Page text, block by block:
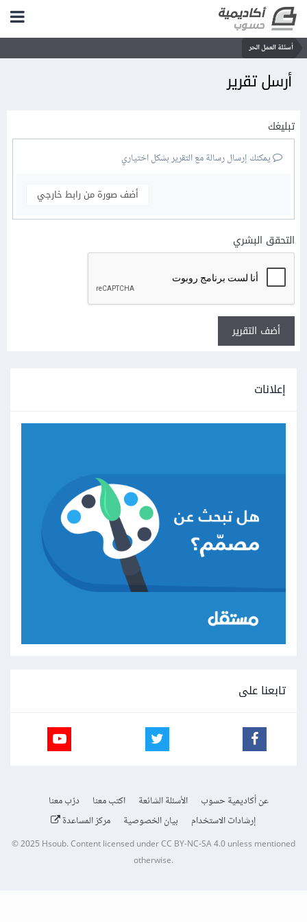
أسئلة العمل الحر
أرسل تقرير
تبليغك
يمكنك إرسال رسالة مع التقرير بشكل اختياري
أضف صورة من رابط خارجي
التحقق البشري
أضف التقرير
إعلانات
تابعنا على
عن أكاديمية حسوب الأسئلة الشائعة اكتب معنا
درّب معنا
إرشادات الاستخدام
بيان الخصوصية مركز المساعدة
© 2025 Hsoub.Content licensed underCC BY-NC-SA 4.0unless mentioned
otherwise.